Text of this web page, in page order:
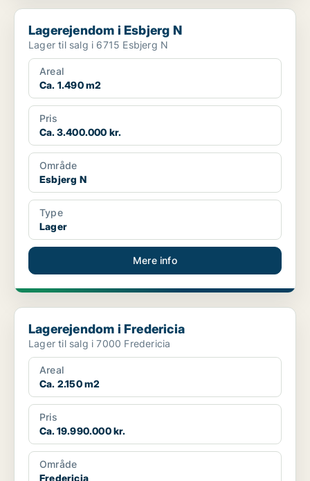
Lagerejendom i Esbjerg N
Lagerejendom i Esbjerg N
Lager til salg i 6715 Esbjerg N
Areal
Ca. 1.490 m2
Pris
Ca. 3.400.000 kr.
Område
Esbjerg N
Type
Lager
Mere info
Lagerejendom i Fredericia
Lagerejendom i Fredericia
Lager til salg i 7000 Fredericia
Areal
Ca. 2.150 m2
Pris
Ca. 19.990.000 kr.
Område
Fredericia